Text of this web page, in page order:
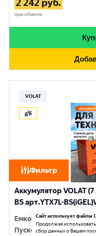
Фильтр
2 242 руб.
при обмене
VOLAT
Аккумулятор VOLAT
BS арт.YTX7L-
Емкость:7 Ач
Пусковой ток:100 A
Сайт использует файлы
Продолжая
сбор данных о Вашем